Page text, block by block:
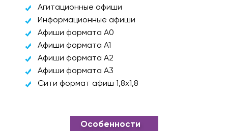
Агитационные афиши
Информационные афиши
Афиши формата A0
Афиши формата A1
Афиши формата A2
Афиши формата A3
Сити формат афиш 1,8x1,8
Особенности